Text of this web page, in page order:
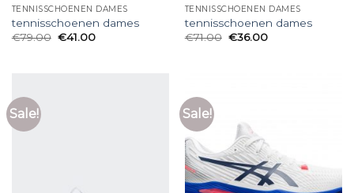
TENNISSCHOENEN DAMES
tennisschoenen dames
€79.00 €41.00
TENNISSCHOENEN DAMES
tennisschoenen dames
€71.00 €36.00
Sale! Sale!